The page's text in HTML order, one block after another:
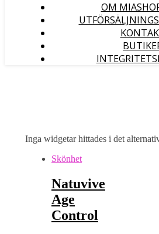
OM
Inga widgetar hittades i det
Skönhet
Natuvive
Age
Control